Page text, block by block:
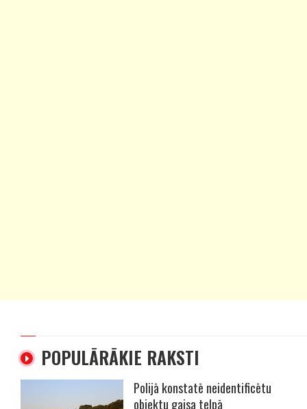
POPULĀRĀKIE RAKSTI
Polijā konstatē neidentificētu
objektu gaisa telpā